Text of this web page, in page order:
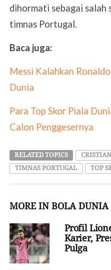
dihormati sebagai
timnas Portugal.
Baca juga:
Messi Kalahkan
Dunia
Para Top Skor Piala
Calon Penggesernya
RELATED TOPICS
TIMNAS PORTUGAL
TOP
MORE IN BOLA DUNIA
Profil
Karier,
Pulga